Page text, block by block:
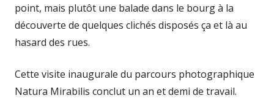
point, mais plutôt une balade dans le bourg à la
découverte de quelques clichés disposés ça et là au
hasard des rues.
Cette visite inaugurale du parcours photographique
Natura Mirabilis conclut un an et demi de travail.